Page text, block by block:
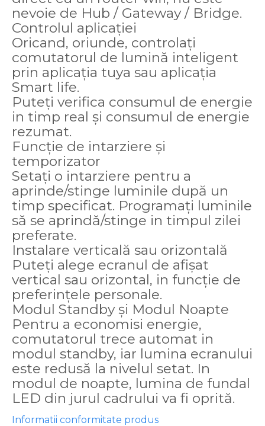
nevoie de Hub / Gateway / Bridge.
Controlul aplicației
Oricand, oriunde, controlați
comutatorul de lumină inteligent
prin aplicația tuya sau aplicația
Smart life.
Puteți verifica consumul de energie
in timp real și consumul de energie
rezumat.
Funcție de intarziere și
temporizator
Setați o intarziere pentru a
aprinde/stinge luminile după un
timp specificat. Programați luminile
să se aprindă/stinge in timpul zilei
preferate.
Instalare verticală sau orizontală
Puteți alege ecranul de afișat
vertical sau orizontal, in funcție de
preferințele personale.
Modul Standby și Modul Noapte
Pentru a economisi energie,
comutatorul trece automat in
modul standby, iar lumina ecranului
este redusă la nivelul setat. In
modul de noapte, lumina de fundal
LED din jurul cadrului va fi oprită.
Informatii conformitate produs